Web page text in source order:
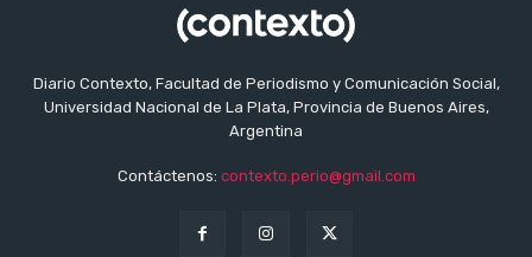
Diario Contexto, Facultad de Periodismo y Comunicación Social,
Universidad Nacional de La Plata, Provincia de Buenos Aires,
Argentina
Contáctenos: contexto.perio@gmail.com